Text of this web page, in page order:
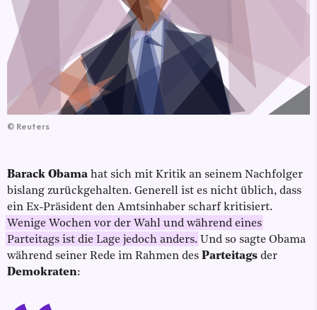
© Reuters
Barack Obama hat sich mit Kritik an seinem Nachfolger
bislang zurückgehalten. Generell ist es nicht üblich, dass
ein Ex-Präsident den Amtsinhaber scharf kritisiert.
Wenige Wochen vor der Wahl und während eines
Parteitags ist die Lage jedoch anders. Und so sagte Obama
während seiner Rede im Rahmen des Parteitags der
Demokraten: